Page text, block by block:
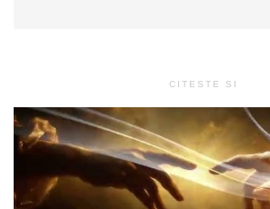
CITESTE SI